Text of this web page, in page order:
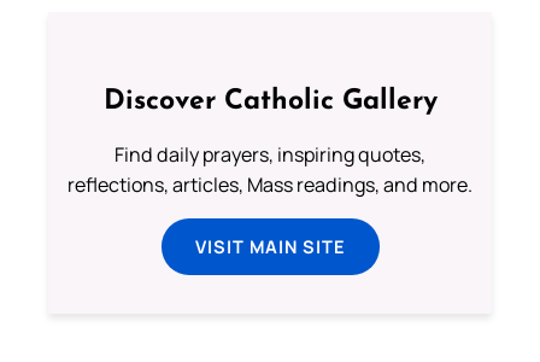
Discover Catholic Gallery
Find daily prayers, inspiring quotes,
reflections, articles, Mass readings, and more.
VISIT MAIN SITE